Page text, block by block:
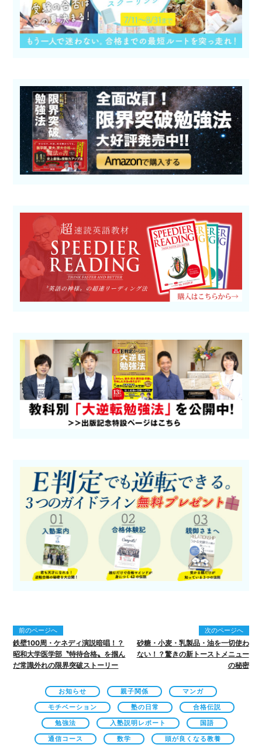
前のページへ
鉄壁100周・ケネディ演説暗唱！？
昭和大学医学部〝特待合格〟を掴ん
だ常識外れの限界突破ストーリー
次のページへ
砂糖・小麦・乳製品・油を一切使わ
ない！？驚きの新トーストメニュー
の秘密
お知らせ 親子関係 マンガ
モチベーション 塾の日常 合格伝説
勉強法 入塾説明レポート 国語
通信コース 数学 頭が良くなる教養